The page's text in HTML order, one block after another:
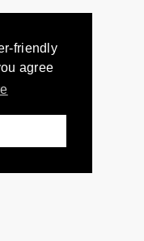
friendly
agree